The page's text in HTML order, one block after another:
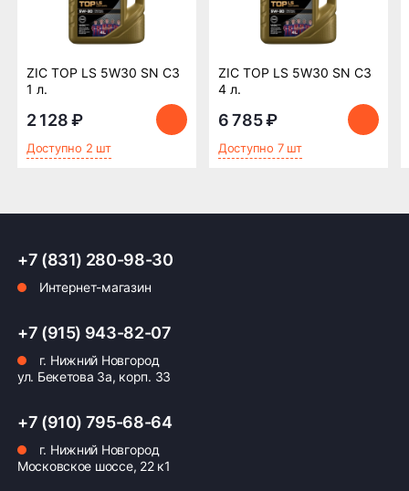
ПОДРОБНЕЕ ОБ ОПЛАТЕ
ZIC TOP LS 5W30 SN C3
1 л.
2 128 ₽
Доступно 2 шт
ZIC TOP LS 5W30 SN C3
4 л.
6 785 ₽
Доступно 7 шт
+7 (831) 280-98-30
Интернет-магазин
+7 (915) 943-82-07
г. Нижний Новгород
ул. Бекетова 3а, корп. 33
+7 (910) 795-68-64
г. Нижний Новгород
Московское шоссе, 22 к1